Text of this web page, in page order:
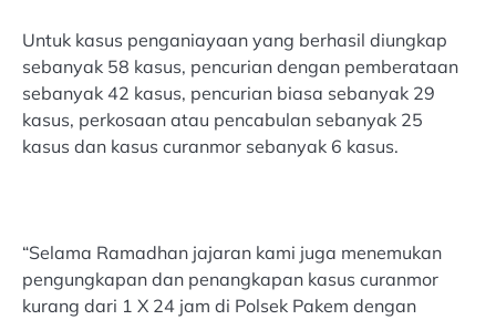
Untuk kasus penganiayaan yang berhasil diungkap
sebanyak 58 kasus, pencurian dengan pemberataan
sebanyak 42 kasus, pencurian biasa sebanyak 29
kasus, perkosaan atau pencabulan sebanyak 25
kasus dan kasus curanmor sebanyak 6 kasus.
“Selama Ramadhan jajaran kami juga menemukan
pengungkapan dan penangkapan kasus curanmor
kurang dari 1 X 24 jam di Polsek Pakem dengan